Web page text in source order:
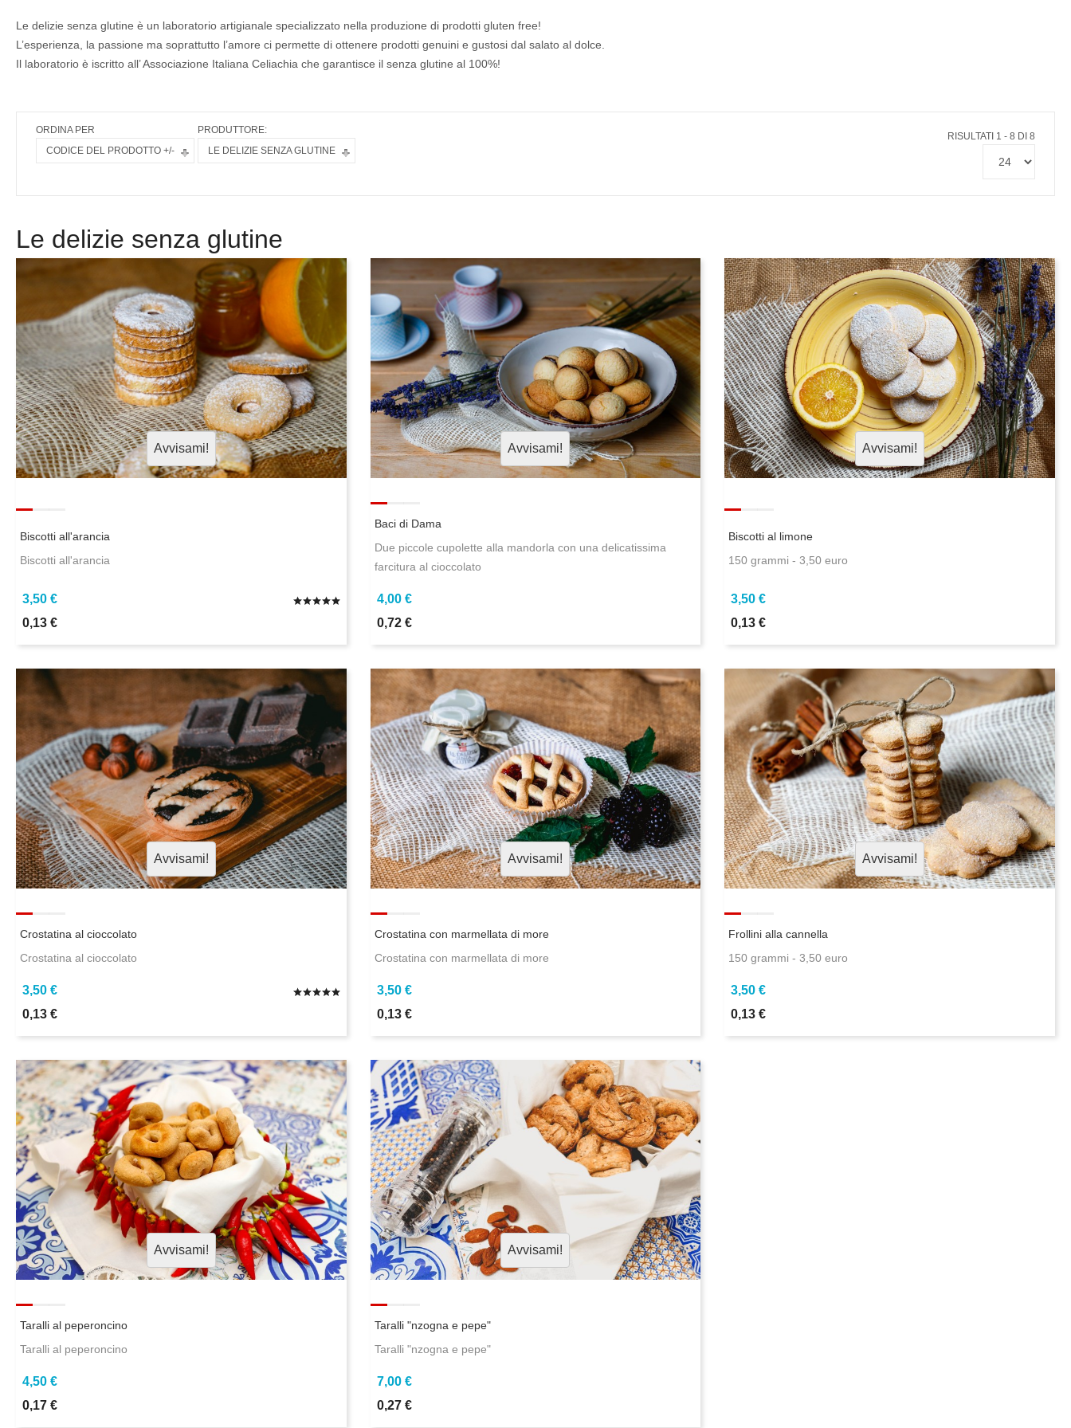
Le delizie senza glutine è un laboratorio artigianale specializzato nella produzione di prodotti gluten free!
L’esperienza, la passione ma soprattutto l’amore ci permette di ottenere prodotti genuini e gustosi dal salato al dolce.
Il laboratorio è iscritto all’ Associazione Italiana Celiachia che garantisce il senza glutine al 100%!
ORDINA PER
CODICE DEL PRODOTTO +/-
PRODUTTORE:
LE DELIZIE SENZA GLUTINE
RISULTATI 1 - 8 DI 8
Le delizie senza glutine
Avvisami!
Biscotti all'arancia
Biscotti all'arancia
3,50 €
0,13 €
Avvisami!
Baci di Dama
Due piccole cupolette alla mandorla con una delicatissima
farcitura al cioccolato
4,00 €
0,72 €
Avvisami!
Biscotti al limone
150 grammi - 3,50 euro
3,50 €
0,13 €
Avvisami!
Crostatina al cioccolato
Crostatina al cioccolato
3,50 €
0,13 €
Avvisami!
Crostatina con marmellata di more
Crostatina con marmellata di more
3,50 €
0,13 €
Avvisami!
Frollini alla cannella
150 grammi - 3,50 euro
3,50 €
0,13 €
Avvisami!
Taralli al peperoncino
Taralli al peperoncino
4,50 €
0,17 €
Avvisami!
Taralli "nzogna e pepe"
Taralli "nzogna e pepe"
7,00 €
0,27 €